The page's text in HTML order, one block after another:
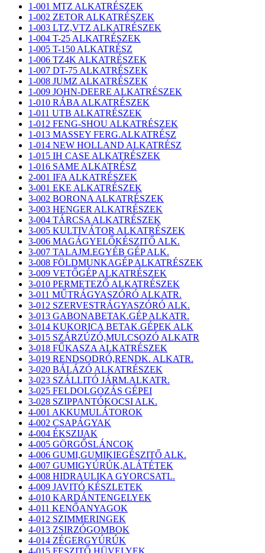
1-001 MTZ ALKATRÉSZEK
1-002 ZETOR ALKATRÉSZEK
1-003 LTZ,VTZ ALKATRÉSZEK
1-004 T-25 ALKATRÉSZEK
1-005 T-150 ALKATRÉSZ
1-006 TZ4K ALKATRÉSZEK
1-007 DT-75 ALKATRÉSZEK
1-008 JUMZ ALKATRÉSZEK
1-009 JOHN-DEERE ALKATRÉSZEK
1-010 RÁBA ALKATRÉSZEK
1-011 UTB ALKATRÉSZEK
1-012 FENG-SHOU ALKATRÉSZEK
1-013 MASSEY FERG.ALKATRÉSZ
1-014 NEW HOLLAND ALKATRÉSZ
1-015 IH CASE ALKATRÉSZEK
1-016 SAME ALKATRÉSZ
2-001 IFA ALKATRÉSZEK
3-001 EKE ALKATRÉSZEK
3-002 BORONA ALKATRÉSZEK
3-003 HENGER ALKATRÉSZEK
3-004 TÁRCSA ALKATRÉSZEK
3-005 KULTIVÁTOR ALKATRÉSZEK
3-006 MAGÁGYELŐKÉSZITŐ ALK.
3-007 TALAJM.EGYÉB GÉP ALK.
3-008 FÖLDMUNKAGÉP ALKATRÉSZEK
3-009 VETŐGÉP ALKATRÉSZEK
3-010 PERMETEZŐ ALKATRÉSZEK
3-011 MŰTRÁGYASZÓRÓ ALKATR.
3-012 SZERVESTRÁGYASZÓRÓ ALK.
3-013 GABONABETAK.GÉP ALKATR.
3-014 KUKORICA BETAK.GÉPEK ALK
3-015 SZÁRZÚZÓ,MULCSOZÓ ALKATR
3-018 FŰKASZA ALKATRÉSZEK
3-019 RENDSODRÓ,RENDK. ALKATR.
3-020 BÁLÁZÓ ALKATRÉSZEK
3-023 SZÁLLITÓ JÁRM.ALKATR.
3-025 FELDOLGOZÁS GÉPEI
3-028 SZIPPANTÓKOCSI ALK.
4-001 AKKUMULÁTOROK
4-002 CSAPÁGYAK
4-004 ÉKSZIJAK
4-005 GÖRGŐSLÁNCOK
4-006 GUMI,GUMIKIEGÉSZITŐ ALK.
4-007 GUMIGYÚRÚK,ALÁTÉTEK
4-008 HIDRAULIKA GYORCSATL.
4-009 JAVITÓ KÉSZLETEK
4-010 KARDÁNTENGELYEK
4-011 KENŐANYAGOK
4-012 SZIMMERINGEK
4-013 ZSIRZÓGOMBOK
4-014 ZÉGERGYÚRÚK
4-015 FESZITŐ HÜVELYEK